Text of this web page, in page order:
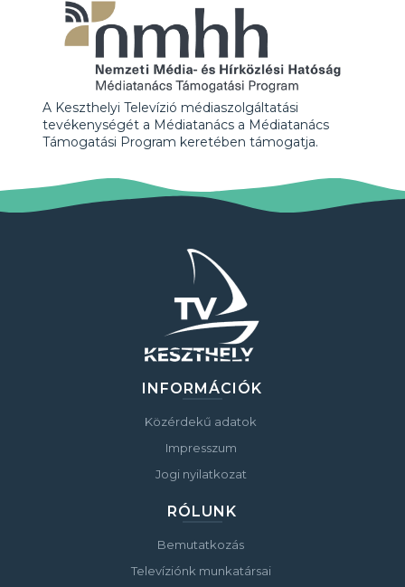
A Keszthelyi Televízió médiaszolgáltatási
tevékenységét a Médiatanács a Médiatanács
Támogatási Program keretében támogatja.
INFORMÁCIÓK
Közérdekű adatok
Impresszum
Jogi nyilatkozat
RÓLUNK
Bemutatkozás
Televíziónk munkatársai